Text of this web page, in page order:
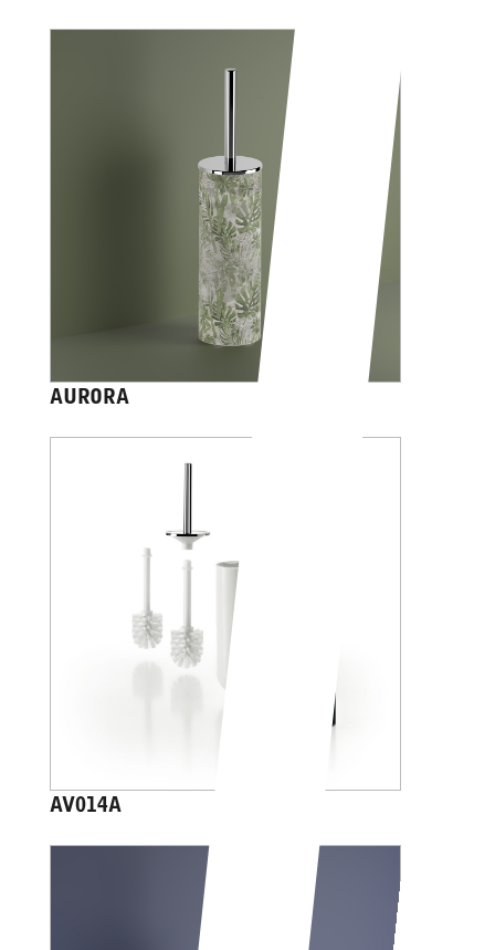
AURORA
AV014A